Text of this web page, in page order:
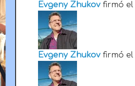
Evgeny Zhukov firmó el
Evgeny Zhukov firmó el